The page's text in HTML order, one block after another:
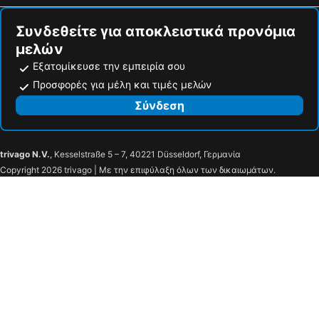
Συνδεθείτε για αποκλειστικά προνόμια
μελών
Εξατομίκευσε την εμπειρία σου
Προσφορές για μέλη και τιμές μελών
Σύνδεση
trivago N.V., Kesselstraße 5 – 7, 40221 Düsseldorf, Γερμανία
Copyright 2026 trivago | Με την επιφύλαξη όλων των δικαιωμάτων.